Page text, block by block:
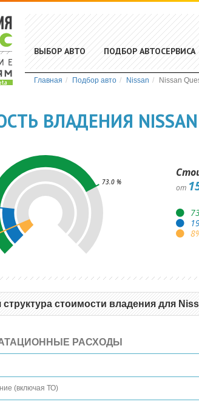
ВЫБОР АВТО ПОДБОР АВТОСЕРВИСА
Главная Подбор авто Nissan Nissan
ВЛАДЕНИЯ
73.0 %
от
8
стоимости владения для
РАСХОДЫ
(включая ТО)